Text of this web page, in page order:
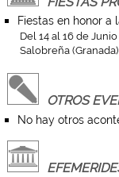
Fiestas en honor a
Del 14 al 16 de
Salobreña (Granada)
OTROS
No hay otros